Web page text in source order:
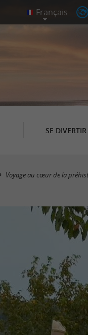
SE DIVERTIR
Voyage au cœur de la